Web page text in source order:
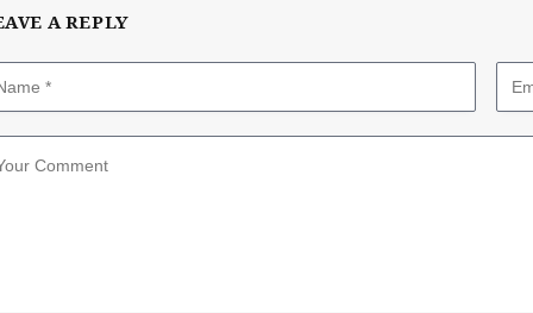
A REPLY